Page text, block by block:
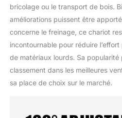
les
fiable
bricolage ou le transport de bois.
améliorations puissent être
concerne le freinage, ce chariot
incontournable pour réduire
de matériaux lourds. Sa popularité
classement dans les meilleures
sa place de choix sur le marché.